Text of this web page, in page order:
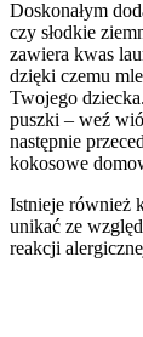
Doskonałym
czy słodkie
zawiera kwas
dzięki czemu
Twojego
puszki – weź
następnie
kokosowe
Istnieje również
unikać ze
reakcji